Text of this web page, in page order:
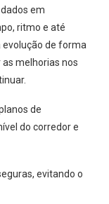
em
ritmo e até
de forma
melhorias nos
de
do corredor e
evitando o